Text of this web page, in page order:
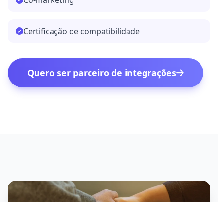
Certificação de compatibilidade
Quero ser parceiro de integrações